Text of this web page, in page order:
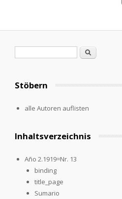
Search
Stöbern
alle Autoren auflisten
Inhaltsverzeichnis
Año 2.1919=Nr. 13
binding
title_page
Sumario